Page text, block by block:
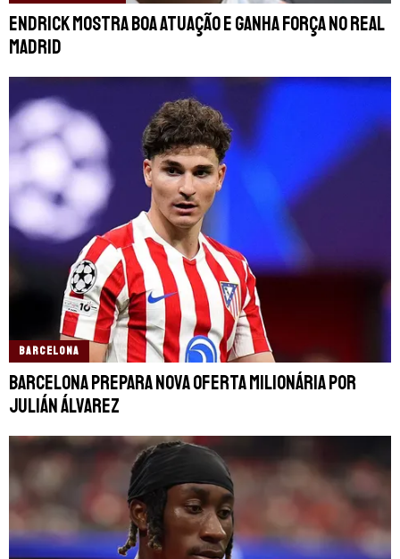
Endrick mostra boa atuação e ganha força no Real
Madrid
BARCELONA
Barcelona prepara nova oferta milionária por
Julián Álvarez